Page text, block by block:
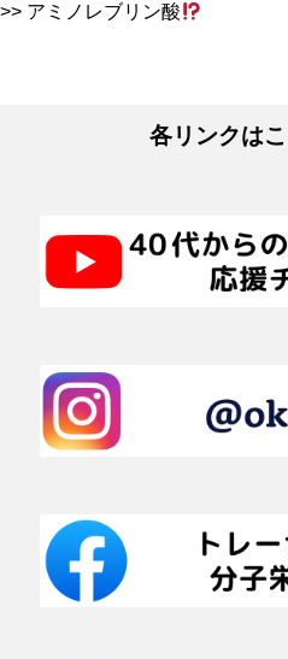
アミノレブリン酸
各リンクは